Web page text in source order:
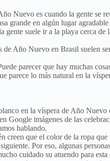
Nuevo es cuando la gente se
grande en algún lugar agradable
suele ir a la playa cerca de
de Año Nuevo en Brasil suelen
parecer que hay muchas
parece lo más natural en la
en la víspera de Año
Google imágenes de las
hablando.
creen que el color de la ropa que
Por eso, algunas
cuidado su atuendo para esta